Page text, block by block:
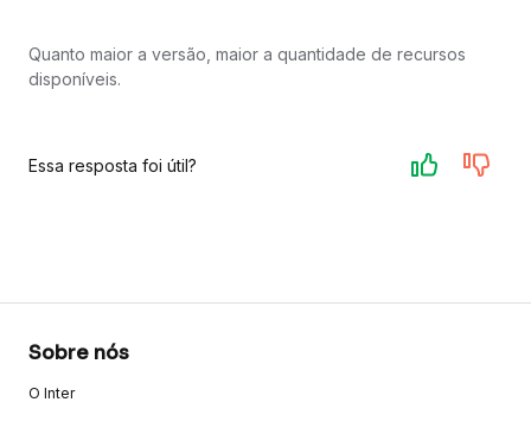
Quanto maior a versão, maior a quantidade de recursos
disponíveis.
Essa resposta foi útil?
Sobre nós
O Inter